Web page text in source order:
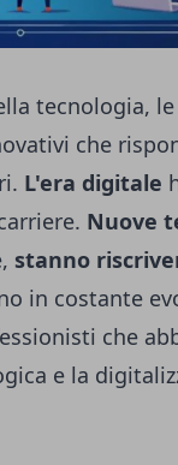
tecnologia,
che
L'era digitale
Nuove
stanno
in costante
che
e la